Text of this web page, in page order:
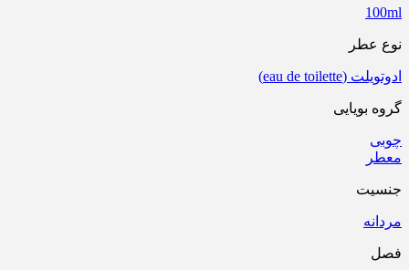
100ml
نوع عطر
ادوتویلت (eau de toilette)
گروه بویایی
چوبی
معطر
جنسیت
مردانه
فصل